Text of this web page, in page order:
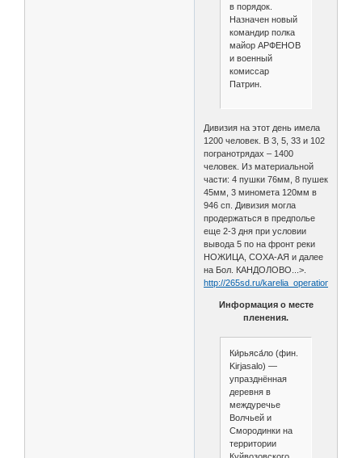
в порядок.
Назначен новый
командир полка
майор АРФЕНОВ
и военный
комиссар
Патрин.
Дивизия на этот день имела
1200 человек. В 3, 5, 33 и 102
погранотрядах – 1400
человек. Из материальной
части: 4 пушки 76мм, 8 пушек
45мм, 3 миномета 120мм в
946 сп. Дивизия могла
продержаться в предполье
еще 2-3 дня при условии
вывода 5 по на фронт реки
НОЖИЦА, СОХА-АЯ и далее
на Бол. КАНДОЛОВО...>.
http://265sd.ru/karelia_operation.html
Информация о месте
пленения.
Ки́рьяса́ло (фин.
Kirjasalo) —
упразднённая
деревня в
междуречье
Волчьей и
Смородинки на
территории